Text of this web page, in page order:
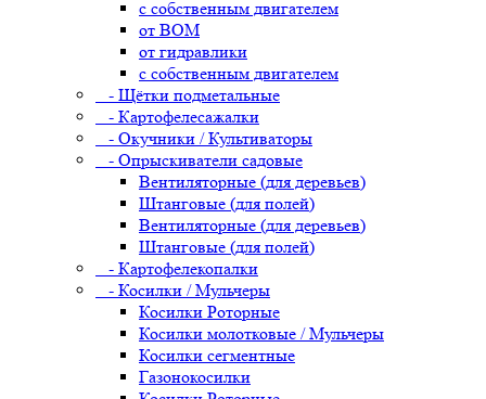
с собственным двигателем
от ВОМ
от гидравлики
с собственным двигателем
- Щётки подметальные
- Картофелесажалки
- Окучники / Культиваторы
- Опрыскиватели садовые
Вентиляторные (для деревьев)
Штанговые (для полей)
Вентиляторные (для деревьев)
Штанговые (для полей)
- Картофелекопалки
- Косилки / Мульчеры
Косилки Роторные
Косилки молотковые / Мульчеры
Косилки сегментные
Газонокосилки